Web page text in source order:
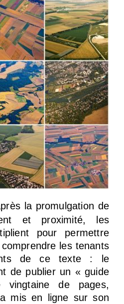
la promulgation de
et proximité, les
pour permettre
les tenants
de ce texte : le
de publier un « guide
vingtaine de pages,
mis en ligne sur son